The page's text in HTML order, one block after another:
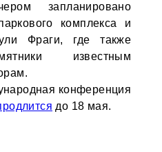
запланировано
комплекса и
Фраги, где также
известным
конференция
до 18 мая.